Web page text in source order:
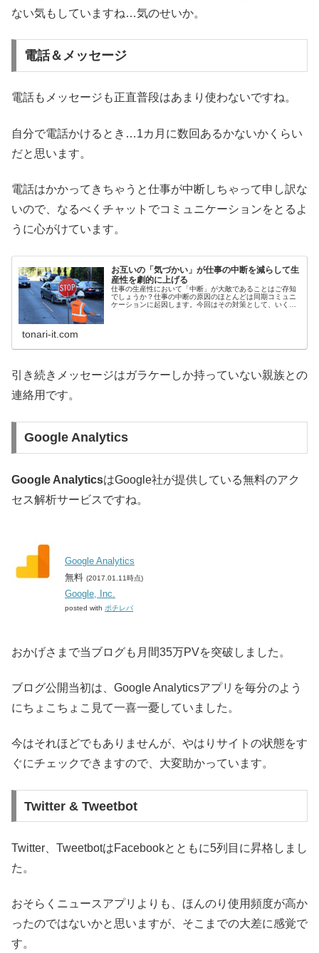
ない気もしていますね…気のせいか。
電話＆メッセージ
電話もメッセージも正直普段はあまり使わないですね。
自分で電話かけるとき…1カ月に数回あるかないかくらい
だと思います。
電話はかかってきちゃうと仕事が中断しちゃって申し訳な
いので、なるべくチャットでコミュニケーションをとるよ
うに心がけています。
お互いの「気づかい」が仕事の中断を減らして生
産性を劇的に上げる
仕事の生産性において「中断」が大敵であることはご存知
でしょうか？仕事の中断の原因のほとんどは同期コミュニ
ケーションに起因します。今回はその対策として、いくつ
tonari-it.com
引き続きメッセージはガラケーしか持っていない親族との
連絡用です。
Google Analytics
Google AnalyticsはGoogle社が提供している無料のアク
セス解析サービスですね。
Google Analytics
無料 (2017.01.11時点)
Google, Inc.
posted with ポチレバ
おかげさまで当ブログも月間35万PVを突破しました。
ブログ公開当初は、Google Analyticsアプリを毎分のよう
にちょこちょこ見て一喜一憂していました。
今はそれほどでもありませんが、やはりサイトの状態をす
ぐにチェックできますので、大変助かっています。
Twitter & Tweetbot
Twitter、TweetbotはFacebookとともに5列目に昇格しまし
た。
おそらくニュースアプリよりも、ほんのり使用頻度が高か
ったのではないかと思いますが、そこまでの大差に感覚で
す。